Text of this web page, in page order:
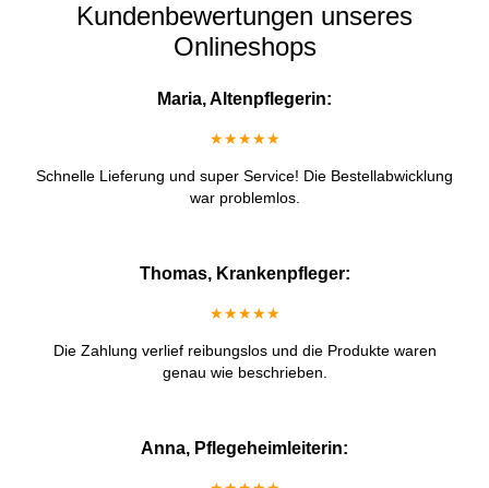
Kundenbewertungen unseres
Onlineshops
Maria, Altenpflegerin:
★★★★★
Schnelle Lieferung und super Service! Die Bestellabwicklung
war problemlos.
Thomas, Krankenpfleger:
★★★★★
Die Zahlung verlief reibungslos und die Produkte waren
genau wie beschrieben.
Anna, Pflegeheimleiterin: